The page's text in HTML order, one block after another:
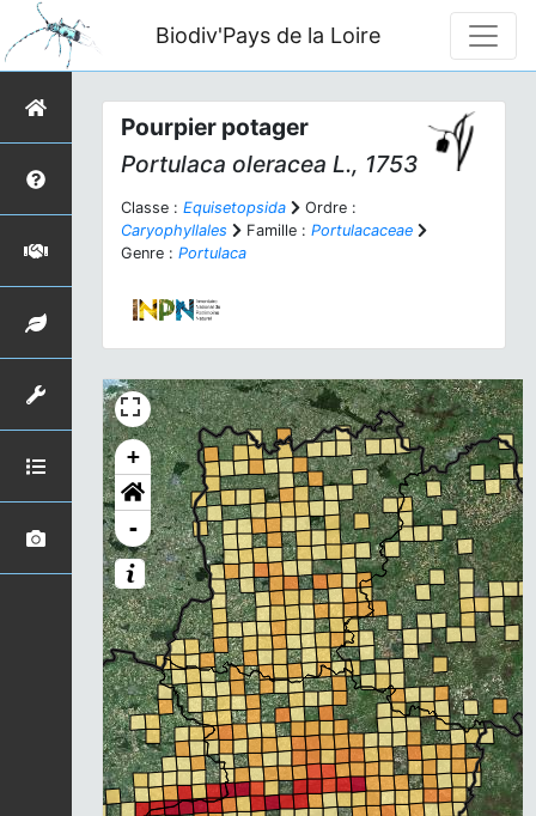
Biodiv'Pays de la Loire
Pourpier potager
Portulaca oleracea L., 1753
Classe : Equisetopsida
Ordre :
Caryophyllales
Famille : Portulacaceae
Genre : Portulaca
+
-